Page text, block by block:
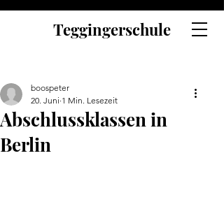
Teggingerschule
Abschlussklassen in
Berlin
boospeter
20. Juni 1 Min. Lesezeit